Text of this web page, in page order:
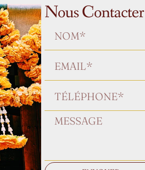
Nous Contacter